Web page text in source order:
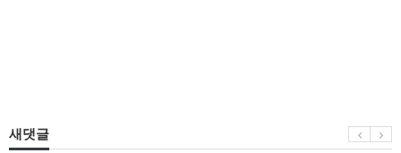
새댓글